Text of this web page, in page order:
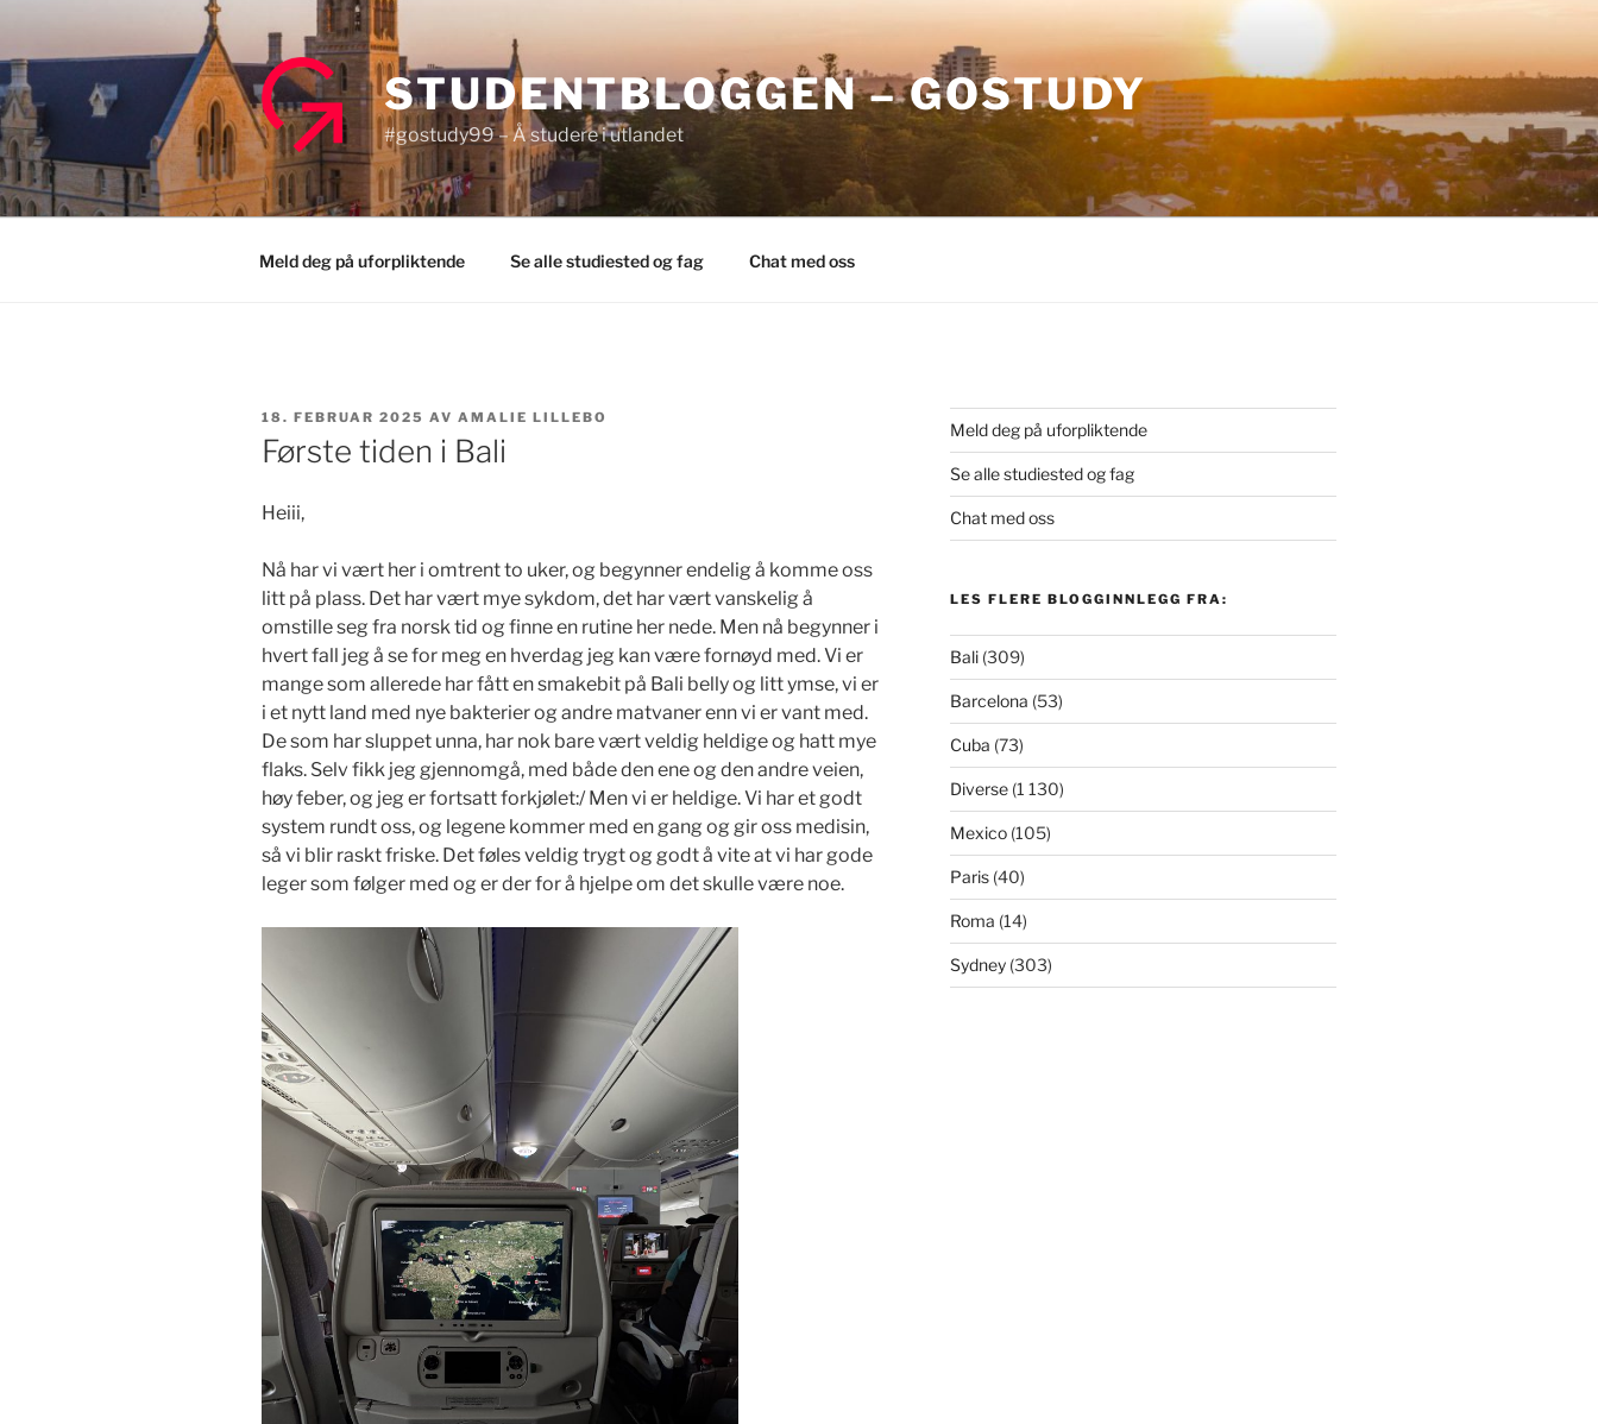
innhold
STUDENTBLOGGEN – GOSTUDY
#gostudy99 – Å studere i utlandet
Meld deg på uforpliktende Se alle studiested og fag Chat med oss
PUBLISERT
18. FEBRUAR 2025 AV AMALIE LILLEBO
Første tiden i Bali
Heiii,
Nå har vi vært her i omtrent to uker, og begynner endelig å komme oss
litt på plass. Det har vært mye sykdom, det har vært vanskelig å
omstille seg fra norsk tid og finne en rutine her nede. Men nå begynner i
hvert fall jeg å se for meg en hverdag jeg kan være fornøyd med. Vi er
mange som allerede har fått en smakebit på Bali belly og litt ymse, vi er
i et nytt land med nye bakterier og andre matvaner enn vi er vant med.
De som har sluppet unna, har nok bare vært veldig heldige og hatt mye
flaks. Selv fikk jeg gjennomgå, med både den ene og den andre veien,
høy feber, og jeg er fortsatt forkjølet:/ Men vi er heldige. Vi har et godt
system rundt oss, og legene kommer med en gang og gir oss medisin,
så vi blir raskt friske. Det føles veldig trygt og godt å vite at vi har gode
leger som følger med og er der for å hjelpe om det skulle være noe.
Meld deg på uforpliktende
Se alle studiested og fag
Chat med oss
LES FLERE BLOGGINNLEGG FRA:
Bali(309)
Barcelona (53)
Cuba (73)
Diverse(1 130)
Mexico(105)
Paris(40)
Roma (14)
Sydney(303)